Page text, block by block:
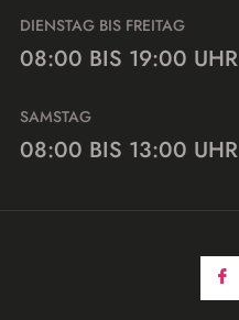
DIENSTAG BIS FREITAG
08:00 BIS 19:00 UHR
SAMSTAG
08:00 BIS 13:00 UHR